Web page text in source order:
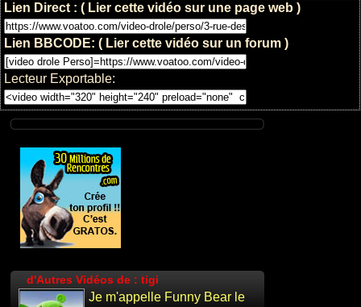
Lien Direct : ( Lier cette vidéo sur une page web )
Lien BBCODE: ( Lier cette vidéo sur un forum )
Lecteur Exportable:
d'Autres Vidéos de : tigi
Je m'appelle Funny Bear le